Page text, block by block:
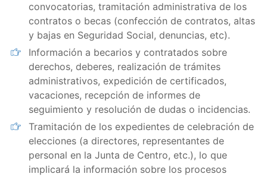
convocatorias, tramitación administrativa de los
contratos o becas (confección de contratos, altas
y bajas en Seguridad Social, denuncias, etc).
Información a becarios y contratados sobre
derechos, deberes, realización de trámites
administrativos, expedición de certificados,
vacaciones, recepción de informes de
seguimiento y resolución de dudas o incidencias.
Tramitación de los expedientes de celebración de
elecciones (a directores, representantes de
personal en la Junta de Centro, etc.), lo que
implicará la información sobre los procesos